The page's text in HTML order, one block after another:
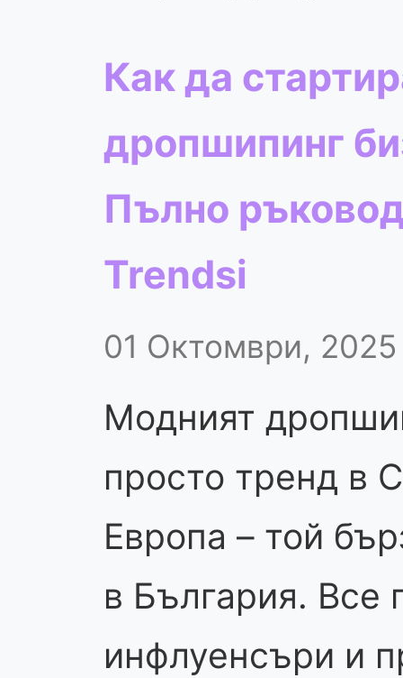
Как да
дропшипинг
Пълно
Trendsi
01 Октомври, 2025
Модният
просто тренд в
Европа – той
в България. Все
инфлуенсъри и